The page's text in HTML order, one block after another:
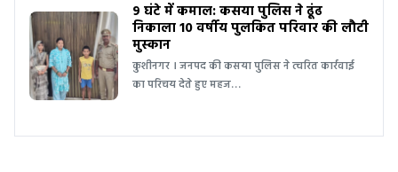
9 घंटे में कमाल: कसया पुलिस ने ढूंढ
निकाला 10 वर्षीय पुलकित परिवार की लौटी
मुस्कान
कुशीनगर । जनपद की कसया पुलिस ने त्वरित कार्रवाई
का परिचय देते हुए महज…